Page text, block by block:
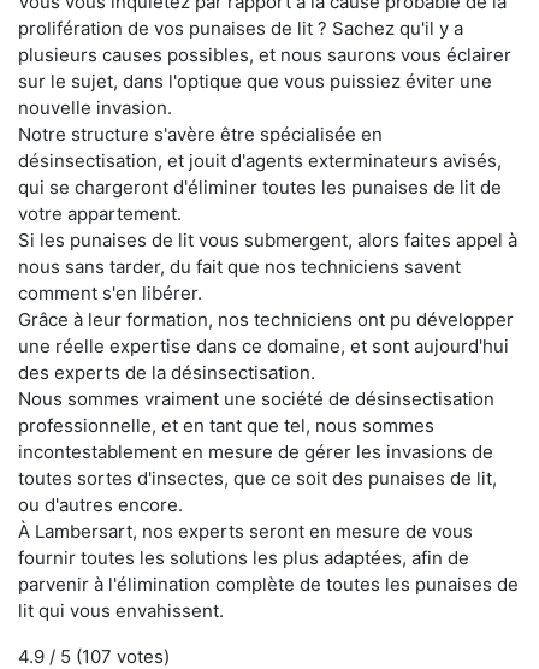
prolifération de vos punaises de lit ? Sachez qu'il y a
plusieurs causes possibles, et nous saurons vous éclairer
sur le sujet, dans l'optique que vous puissiez éviter une
nouvelle invasion.
Notre structure s'avère être spécialisée en
désinsectisation, et jouit d'agents exterminateurs avisés,
qui se chargeront d'éliminer toutes les punaises de lit de
votre appartement.
Si les punaises de lit vous submergent, alors faites appel à
nous sans tarder, du fait que nos techniciens savent
comment s'en libérer.
Grâce à leur formation, nos techniciens ont pu développer
une réelle expertise dans ce domaine, et sont aujourd'hui
des experts de la désinsectisation.
Nous sommes vraiment une société de désinsectisation
professionnelle, et en tant que tel, nous sommes
incontestablement en mesure de gérer les invasions de
toutes sortes d'insectes, que ce soit des punaises de lit,
ou d'autres encore.
À Lambersart, nos experts seront en mesure de vous
fournir toutes les solutions les plus adaptées, afin de
parvenir à l'élimination complète de toutes les punaises de
lit qui vous envahissent.
4.9 / 5 (107 votes)